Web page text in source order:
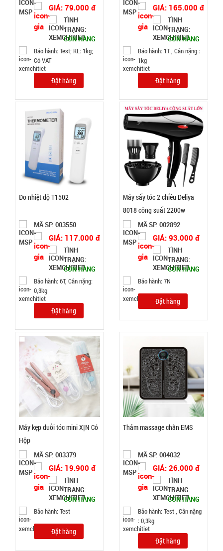
46.000 đ
TÌNH
CÒN HÀNG
Test
Đặt
hàng
Chuông
báo động
chống trộm
cửa
000389
11.500 đ
TRẠNG:
Test
Đặt
hàng
Dụng cụ lò
xo Tummy
Trimmer
SP:
000749
GIÁ: 79.000 đ
TÌNH
TRẠNG:
CÒN HÀNG
Bảo hành: Test; KL: 1kg;
Có VAT
Đặt hàng
GIÁ: 165.000 đ
TÌNH
TRẠNG:
CÒN HÀNG
Bảo hành: 1T , Cân nặng :
1kg
Đặt hàng
Đo nhiệt độ T1502
MÃ SP: 003550
GIÁ: 117.000 đ
TÌNH
TRẠNG:
CÒN HÀNG
Bảo hành: 6T, Cân nặng:
0,3kg
Đặt hàng
Máy sấy tóc 2 chiều Deliya
8018 công suất 2200w
MÃ SP: 002892
GIÁ: 93.000 đ
TÌNH
TRẠNG:
CÒN HÀNG
Bảo hành: 7N
Đặt hàng
Máy kẹp duỗi tóc mini XỊN Có
Hộp
MÃ SP: 003379
GIÁ: 19.900 đ
TÌNH
TRẠNG:
CÒN HÀNG
Bảo hành: Test
Đặt hàng
Thảm massage chân EMS
MÃ SP: 004032
GIÁ: 26.000 đ
TÌNH
TRẠNG:
CÒN HÀNG
Bảo hành: Test , Cân nặng
: 0,3kg
Đặt hàng